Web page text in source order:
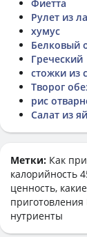
Фиетта
Рулет из
хумус
Белковый
Греческий
стожки из
Творог
рис
Салат из
Метки: Как
калорийность
ценность,
нутриенты